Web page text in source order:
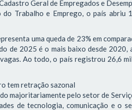
Geral de Empregados e
Trabalho e Emprego, o país abriu
uma queda de 23% em
de 2025 é o mais baixo desde 2020,
Ao todo, o país registrou 26,6
tem retração sazonal
majoritariamente pelo setor de
de tecnologia, comunicação e o